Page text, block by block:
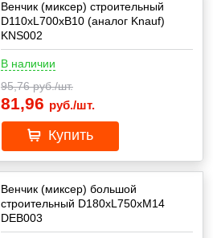
Венчик (миксер) строительный
D110xL700xB10 (аналог Knauf)
KNS002
В наличии
95,76руб./шт.
81,96 руб./шт.
Купить
Венчик (миксер) большой
строительный D180xL750xМ14
DEB003